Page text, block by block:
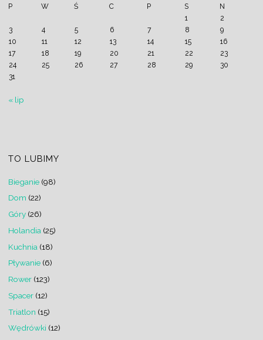
P W Ś C P S
N
1
2
3
4 5 6 7 8
9
10
11 12 13 14 15
16
17
18 19 20 21 22
23
24
25 26 27 28 29
30
31
« lip
TO LUBIMY
Bieganie(98)
Dom (22)
Góry(26)
Holandia (25)
Kuchnia (18)
Pływanie(6)
Rower(123)
Spacer(12)
Triatlon (15)
Wędrówki (12)